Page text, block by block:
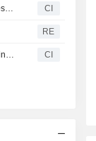
Lakala Payment Co., Ltd. presenta resultados financieros para los nueve meses finalizados el 30 de septiembre de 2025 CI
RE
Lakala Payment Co., Ltd. aprueba el plan de distribución de beneficios interinos 2025 CI